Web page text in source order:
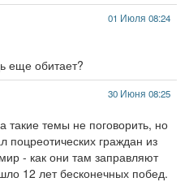
01 Июля 08:24
еще обитает?
30 Июня 08:25
темы не поговорить, но
поцреотических граждан из
- как они там заправляют
12 лет бесконечных побед.